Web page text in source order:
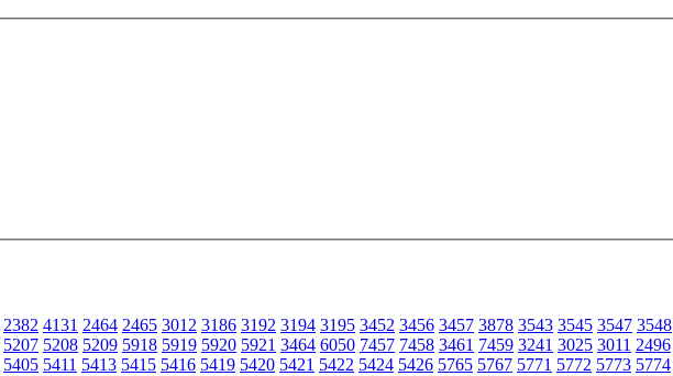
2382 4131 2464 2465 3012 3186 3192 3194 3195 3452 3456 3457 3878 3543 3545 3547 3548
5207 5208 5209 5918 5919 5920 5921 3464 6050 7457 7458 3461 7459 3241 3025 3011 2496
5405 5411 5413 5415 5416 5419 5420 5421 5422 5424 5426 5765 5767 5771 5772 5773 5774